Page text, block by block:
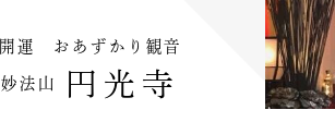
開運 おあずかり観音
妙法山 円光寺